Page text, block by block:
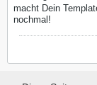
macht Dein
nochmal!